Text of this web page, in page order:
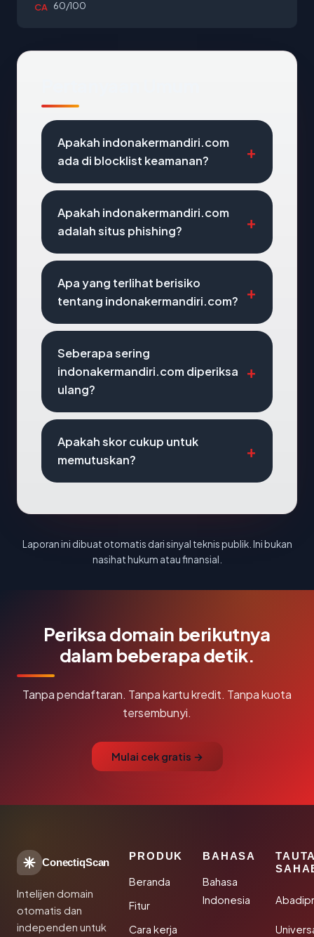
CA 60/100
Apakah indonakermandiri.com
ada di blocklist keamanan?
Apakah indonakermandiri.com
adalah situs phishing?
Apa yang terlihat berisiko
tentang indonakermandiri.com?
Seberapa sering
indonakermandiri.com diperiksa
ulang?
Apakah skor cukup untuk
memutuskan?
Laporan ini dibuat otomatis dari sinyal teknis publik. Ini bukan
nasihat hukum atau finansial.
Periksa domain berikutnya
dalam beberapa detik.
Tanpa pendaftaran. Tanpa kartu kredit. Tanpa kuota
tersembunyi.
Mulai cek gratis →
ConectiqScan
Intelijen domain
otomatis dan
independen untuk
PRODUK
Beranda
Fitur
Cara kerja
BAHASA
Bahasa
Indonesia